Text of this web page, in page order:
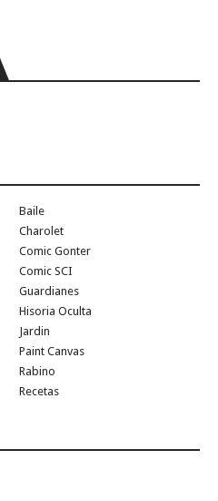
Baile
Charolet
Comic Gonter
Comic SCI
Guardianes
Hisoria Oculta
Jardin
Paint Canvas
Rabino
Recetas